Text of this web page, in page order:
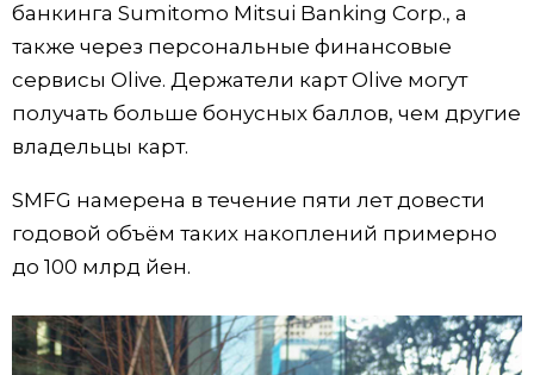
Технологии
Токио
банкинга Sumitomo Mitsui Banking Corp., а
также через персональные финансовые
сервисы Olive. Держатели карт Olive могут
получать больше бонусных баллов, чем другие
владельцы карт.
SMFG намерена в течение пяти лет довести
годовой объём таких накоплений примерно
до 100 млрд йен.